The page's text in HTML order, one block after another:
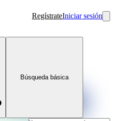
RegístrateIniciar sesión
Búsqueda básica